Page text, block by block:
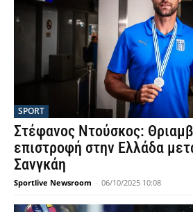
SPORT
Στέφανος Ντούσκος:
επιστροφή στην Ελλάδα
Σανγκάη
Sportlive Newsroom - 06/10/2025 10:08